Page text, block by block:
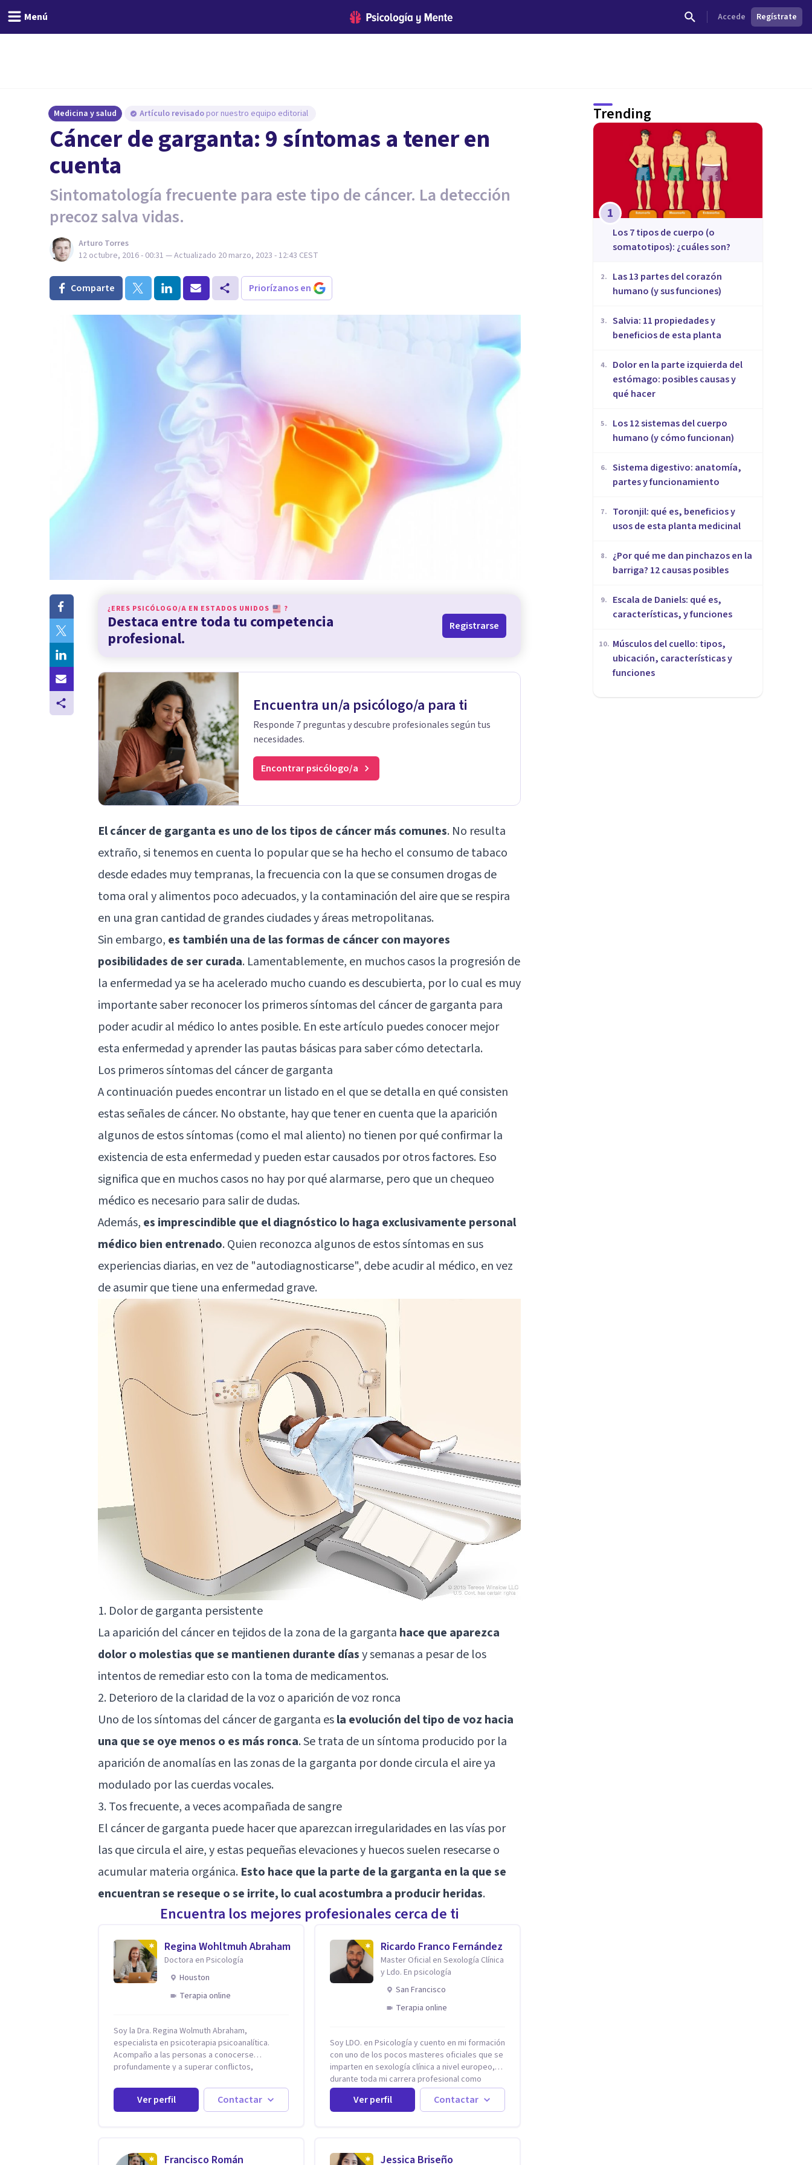
Menú Accede Regístrate
Medicina y salud Artículo revisado por nuestro equipo editorial
​Cáncer de garganta: 9 síntomas a tener en
cuenta
Sintomatología frecuente para este tipo de cáncer. La detección
precoz salva vidas.
Arturo Torres
12 octubre, 2016 - 00:31 — Actualizado 20 marzo, 2023 - 12:43 CEST
Comparte Priorízanos en
¿ERES PSICÓLOGO/A EN ESTADOS UNIDOS ?
Destaca entre toda tu competencia
profesional.
Registrarse
Encuentra un/a psicólogo/a para ti
Responde 7 preguntas y descubre profesionales según tus
necesidades.
Encontrar psicólogo/a
El cáncer de garganta es uno de los tipos de cáncer más comunes. No resulta
extraño, si tenemos en cuenta lo popular que se ha hecho el consumo de tabaco
desde edades muy tempranas, la frecuencia con la que se consumen drogas de
toma oral y alimentos poco adecuados, y la contaminación del aire que se respira
en una gran cantidad de grandes ciudades y áreas metropolitanas.
Sin embargo, es también una de las formas de cáncer con mayores
posibilidades de ser curada. Lamentablemente, en muchos casos la progresión de
la enfermedad ya se ha acelerado mucho cuando es descubierta, por lo cual es muy
importante saber reconocer los primeros síntomas del cáncer de garganta para
poder acudir al médico lo antes posible. En este artículo puedes conocer mejor
esta enfermedad y aprender las pautas básicas para saber cómo detectarla.
Los primeros síntomas del cáncer de garganta
A continuación puedes encontrar un listado en el que se detalla en qué consisten
estas señales de cáncer. No obstante, hay que tener en cuenta que la aparición
algunos de estos síntomas (como el mal aliento) no tienen por qué confirmar la
existencia de esta enfermedad y pueden estar causados por otros factores. Eso
significa que en muchos casos no hay por qué alarmarse, pero que un chequeo
médico es necesario para salir de dudas.
Además, es imprescindible que el diagnóstico lo haga exclusivamente personal
médico bien entrenado. Quien reconozca algunos de estos síntomas en sus
experiencias diarias, en vez de "autodiagnosticarse", debe acudir al médico, en vez
de asumir que tiene una enfermedad grave.
1. Dolor de garganta persistente
La aparición del cáncer en tejidos de la zona de la garganta hace que aparezca
dolor o molestias que se mantienen durante díasy semanas a pesar de los
intentos de remediar esto con la toma de medicamentos.
2. Deterioro de la claridad de la voz o aparición de voz ronca
Uno de los síntomas del cáncer de garganta esla evolución del tipo de voz hacia
una que se oye menos o es más ronca. Se trata de un síntoma producido por la
aparición de anomalías en las zonas de la garganta por donde circula el aire ya
modulado por las cuerdas vocales.
3. Tos frecuente, a veces acompañada de sangre
El cáncer de garganta puede hacer que aparezcan irregularidades en las vías por
las que circula el aire, y estas pequeñas elevaciones y huecos suelen resecarse o
acumular materia orgánica. Esto hace que la parte de la garganta en la que se
encuentran se reseque o se irrite, lo cual acostumbra a producir heridas.
Encuentra los mejores profesionales cerca de ti
Regina Wohltmuh Abraham
Doctora en Psicología
Houston
Terapia online
Soy la Dra. Regina Wolmuth Abraham,
especialista en psicoterapia psicoanalítica.
Acompaño a las personas a conocerse
profundamente y a superar conflictos,
su calidad de vida. He trabajado en reconocidas
instituciones como el Hospital Psiquiátrico San
Rafael, Instituto Psiquiátrico MENDAO, San
privilegio de colaborar en comunidades como
Ver perfil Contactar
Ricardo Franco Fernández
Master Oficial en Sexología Clínica
y Ldo. En psicología
San Francisco
Terapia online
Soy LDO. en Psicología y cuento en mi formación
con uno de los pocos masteres oficiales que se
imparten en sexología clínica a nivel europeo,
durante toda mi carrera profesional como
psicólogo-sexólogo he estado enfocado en la
terapia sexual desde una perspectiva
multidisciplinar BIO-PSICO-SOCIAL ya que
otros factores la terapia puede no funcionar al
Ver perfil Contactar
Francisco Román Jessica Briseño
Trending
1
​Los 7 tipos de cuerpo (o
somatotipos): ¿cuáles son?
2.
Las 13 partes del corazón
humano (y sus funciones)
3. Salvia: 11 propiedades y
beneficios de esta planta
4.
Dolor en la parte izquierda del
estómago: posibles causas y
qué hacer
5.
Los 12 sistemas del cuerpo
humano (y cómo funcionan)
6. Sistema digestivo: anatomía,
partes y funcionamiento
7.
Toronjil: qué es, beneficios y
usos de esta planta medicinal
8.
¿Por qué me dan pinchazos en la
barriga? 12 causas posibles
9.
Escala de Daniels: qué es,
características, y funciones
10. Músculos del cuello: tipos,
ubicación, características y
funciones